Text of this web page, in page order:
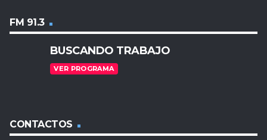
FM 91.3
BUSCANDO TRABAJO
VER PROGRAMA
CONTACTOS